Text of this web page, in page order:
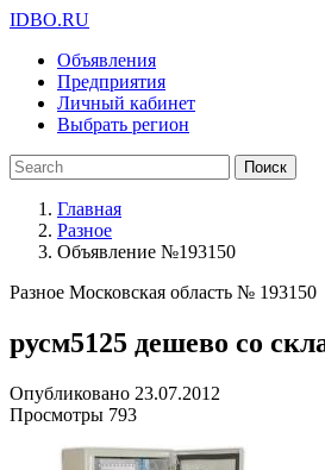
IDBO.RU
Объявления
Предприятия
Личный кабинет
Выбрать регион
Поиск
Главная
Разное
Объявление №193150
Разное Московская область № 193150
русм5125 дешево со
Опубликовано 23.07.2012
Просмотры 793